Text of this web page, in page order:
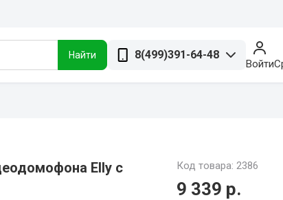
Найти 8(499)391-64-48
Войти
Elly с
Код товара: 2386
9 339 р.